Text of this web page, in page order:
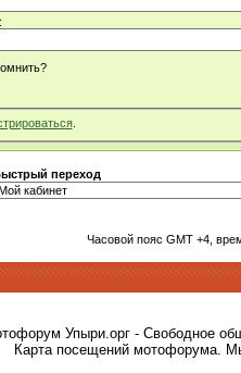
.
переход
Часовой пояс GMT +4,
Упыри.орг - Свободное
Карта посещений мотофорума.